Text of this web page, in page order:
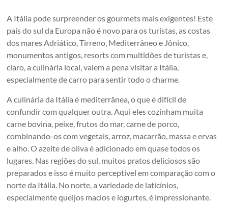
A Itália pode surpreender os gourmets mais exigentes! Este
país do sul da Europa não é novo para os turistas, as costas
dos mares Adriático, Tirreno, Mediterrâneo e Jônico,
monumentos antigos, resorts com multidões de turistas e,
claro, a culinária local, valem a pena visitar a Itália,
especialmente de carro para sentir todo o charme.
A culinária da Itália é mediterrânea, o que é difícil de
confundir com qualquer outra. Aqui eles cozinham muita
carne bovina, peixe, frutos do mar, carne de porco,
combinando-os com vegetais, arroz, macarrão, massa e ervas
e alho. O azeite de oliva é adicionado em quase todos os
lugares. Nas regiões do sul, muitos pratos deliciosos são
preparados e isso é muito perceptível em comparação com o
norte da Itália. No norte, a variedade de laticínios,
especialmente queijos macios e iogurtes, é impressionante.